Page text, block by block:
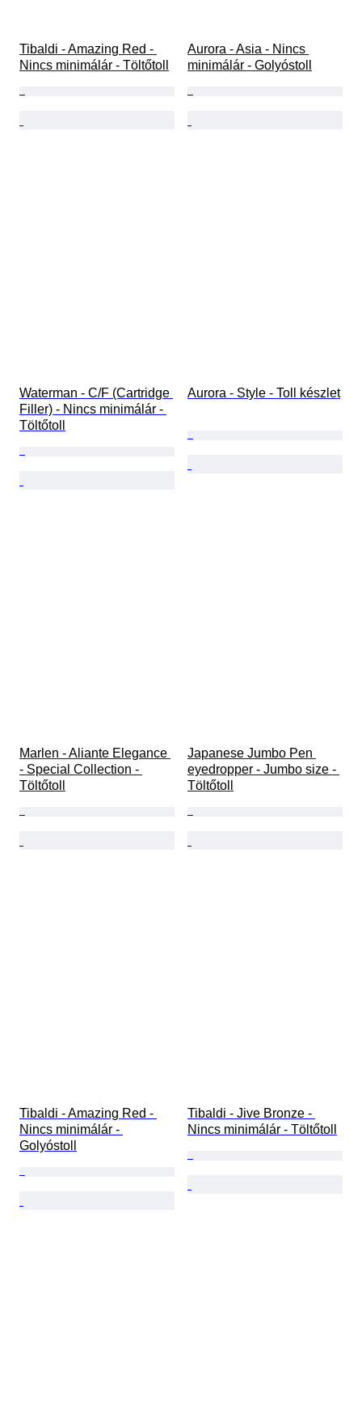
Tibaldi - Amazing Red -
Nincs minimálár - Töltőtoll
Aurora - Asia - Nincs
minimálár - Golyóstoll
Waterman - C/F (Cartridge
Filler) - Nincs minimálár -
Töltőtoll
Aurora - Style - Toll készlet
Marlen - Aliante Elegance
- Special Collection -
Töltőtoll
Japanese Jumbo Pen
eyedropper - Jumbo size -
Töltőtoll
Tibaldi - Amazing Red -
Nincs minimálár -
Golyóstoll
Tibaldi - Jive Bronze -
Nincs minimálár - Töltőtoll